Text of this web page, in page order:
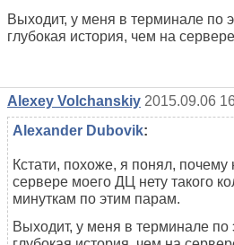
Выходит, у меня в терминале по
глубокая история, чем на
Alexey Volchanskiy 2015.09.06
Alexander Dubovik:
Кстати, похоже, я понял, почему
сервере моего ДЦ нету такого
минуткам по этим парам.
Выходит, у меня в терминале по